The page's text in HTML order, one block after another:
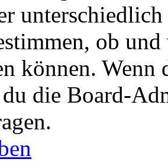
ob
können. Wenn
die Board-